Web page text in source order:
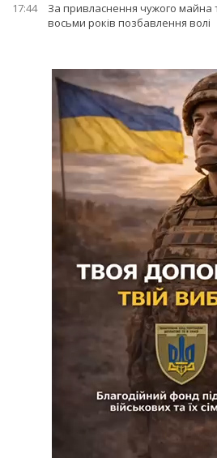
17:44
За привласнення чужого майна
восьми років позбавлення волі